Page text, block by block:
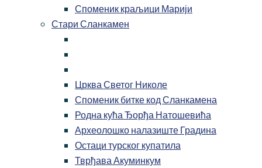
Споменик краљици Марији
Стари Сланкамен
Црква Светог Николе
Споменик битке код Сланкамена
Родна кућа Ђорђа Натошевића
Археолошко налазиште Градина
Остаци турског купатила
Тврђава Акуминкум